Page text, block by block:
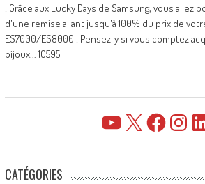
! Grâce aux Lucky Days de Samsung, vous
d'une remise allant jusqu'à 100% du prix de
ES7000/ES8000 ! Pensez-y si vous comptez
bijoux... 10595
YouTube Facebook
CATÉGORIES